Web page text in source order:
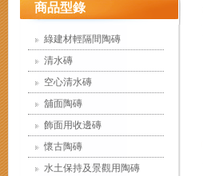
商品型錄
綠建材輕隔間陶磚
清水磚
空心清水磚
舖面陶磚
飾面用收邊磚
懷古陶磚
水土保持及景觀用陶磚